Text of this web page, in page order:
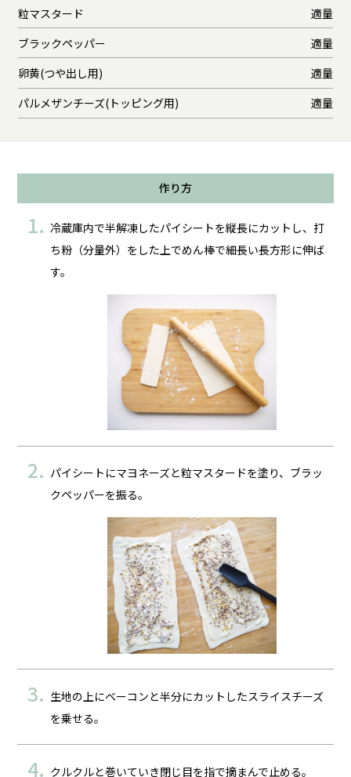
粒マスタード
適量
ブラックペッパー
適量
卵黄(つや出し用)
適量
パルメザンチーズ(トッピング用)
適量
作り方
冷蔵庫内で半解凍したパイシートを縦長にカットし、打
ち粉（分量外）をした上でめん棒で細長い長方形に伸ば
す。
パイシートにマヨネーズと粒マスタードを塗り、ブラッ
クペッパーを振る。
生地の上にベーコンと半分にカットしたスライスチーズ
を乗せる。
クルクルと巻いていき閉じ目を指で摘まんで止める。